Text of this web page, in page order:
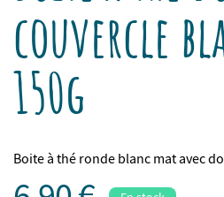
couvercle
150g
Boite à thé ronde blanc mat avec